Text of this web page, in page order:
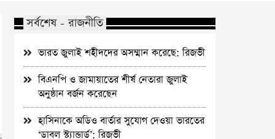
সর্বশেষ - রাজনীতি
ভারত জুলাই শহীদদের অসম্মান করেছে: রিজভী
বিএনপি ও জামায়াতের শীর্ষ নেতারা জুলাই
অনুষ্ঠান বর্জন করেছেন
হাসিনাকে অডিও বার্তার সুযোগ দেওয়া ভারতের
‘ডাবল স্ট্যান্ডার্ড’: রিজভী